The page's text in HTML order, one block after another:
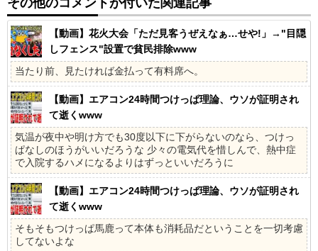
【動画】花火大会「ただ見客うぜえなぁ…せや!」→"目隠
しフェンス"設置で貧民排除www
当たり前、見たければ金払って有料席へ。
【動画】エアコン24時間つけっぱ理論、ウソが証明され
て逝くwww
気温が夜中や明け方でも30度以下に下がらないのなら、つけっ
ぱなしのほうがいいだろうな 少々の電気代を惜しんで、熱中症
で入院するハメになるよりはずっといいだろうに
【動画】エアコン24時間つけっぱ理論、ウソが証明され
て逝くwww
そもそもつけっぱ馬鹿って本体も消耗品だということを一切考慮
してないよな